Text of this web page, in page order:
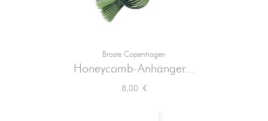
Broste Copenhagen
Honeycomb-Anhänger...
Preis
8,00 €